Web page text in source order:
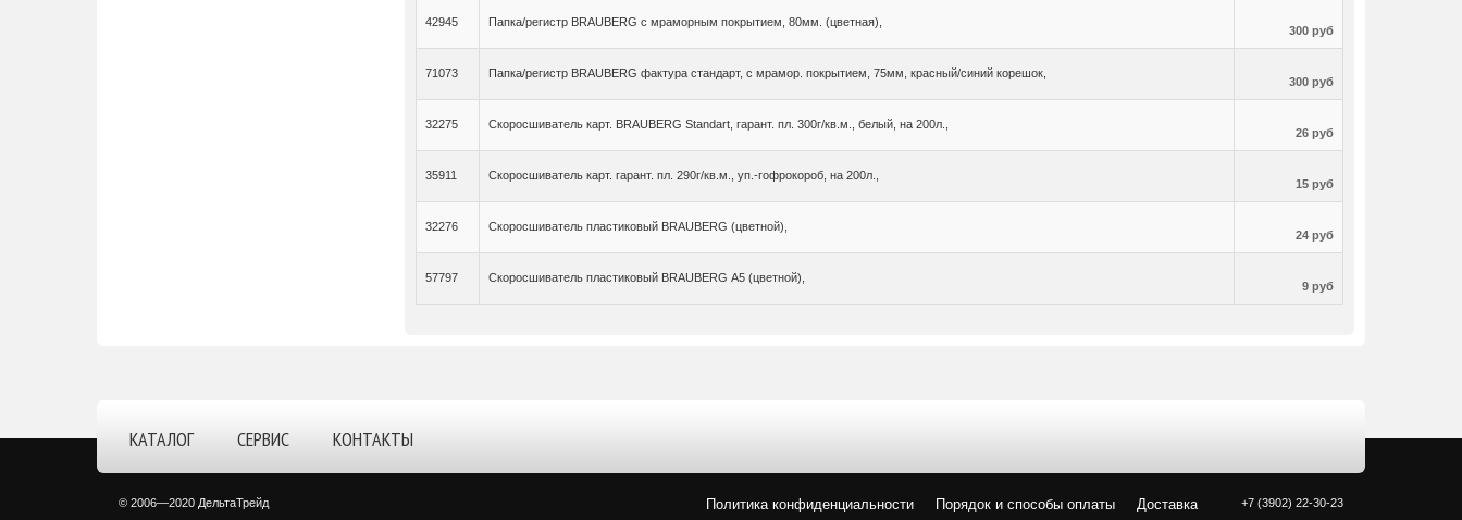
42945 Папка/регистр BRAUBERG с мраморным покрытием, 80мм. (цветная),
300 руб
71073 Папка/регистр BRAUBERG фактура стандарт, с мрамор. покрытием, 75мм, красный/синий корешок,
300 руб
32275 Скоросшиватель карт. BRAUBERG Standart, гарант. пл. 300г/кв.м., белый, на 200л.,
26 руб
35911 Скоросшиватель карт. гарант. пл. 290г/кв.м., уп.-гофрокороб, на 200л.,
15 руб
32276 Скоросшиватель пластиковый BRAUBERG (цветной),
24 руб
57797 Скоросшиватель пластиковый BRAUBERG А5 (цветной),
9 руб
КАТАЛОГ СЕРВИС КОНТАКТЫ
+7 (3902) 22-30-23
Политика конфиденциальности Порядок и способы оплаты Доставка
© 2006—2020 ДельтаТрейд